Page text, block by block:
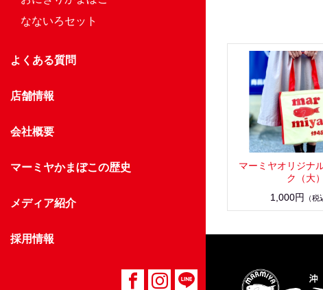
なないろセット
よくある質問
店舗情報
会社概要
マーミヤかまぼこの歴史
メディア紹介
採用情報
マーミヤオリジナ
ク（大）
1,000円 （税